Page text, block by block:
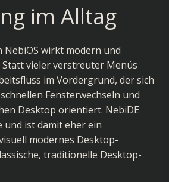
im Alltag
NebiOS wirkt modern und
vieler verstreuter Menüs
im Vordergrund, der sich
Fensterwechseln und
Desktop orientiert. NebiDE
und ist damit eher ein
modernes Desktop-
traditionelle Desktop-